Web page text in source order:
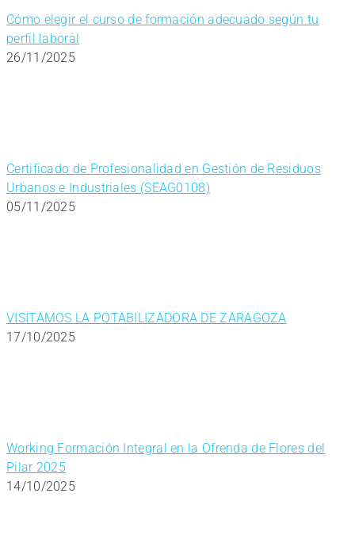
Cómo elegir el curso de formación adecuado según tu
perfil laboral
26/11/2025
Certificado de Profesionalidad en Gestión de Residuos
Urbanos e Industriales (SEAG0108)
05/11/2025
VISITAMOS LA POTABILIZADORA DE ZARAGOZA
17/10/2025
Working Formación Integral en la Ofrenda de Flores del
Pilar 2025
14/10/2025